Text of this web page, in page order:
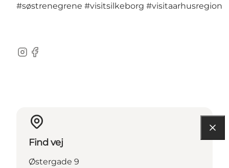
#søstrenegrene #visitsilkeborg #visitaarhusregion
Instagram
Facebook
Find vej
Østergade 9